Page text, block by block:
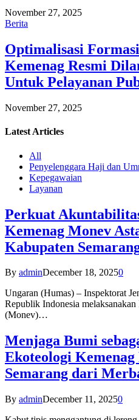
November 27, 2025
Berita
Optimalisasi
Kemenag Resmi
Untuk Pelayanan
November 27, 2025
Latest Articles
All
Penyelenggara Haji dan
Kepegawaian
Layanan
Perkuat
Kemenag Monev
Kabupaten
By adminDecember 18, 20250
Ungaran (Humas) – Inspektorat
Republik Indonesia melaksanakan
(Monev)…
Menjaga Bumi
Ekoteologi
Semarang dari
By adminDecember 11, 20250